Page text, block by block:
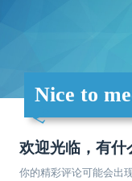
Nice to
欢迎光临，有什
你的精彩评论可能会出